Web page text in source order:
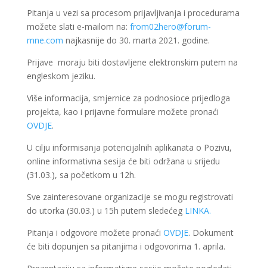
Pitanja u vezi sa procesom prijavljivanja i procedurama
možete slati e-mailom na: from02hero@forum-
mne.com najkasnije do 30. marta 2021. godine.
Prijave moraju biti dostavljene elektronskim putem na
engleskom jeziku.
Više informacija, smjernice za podnosioce prijedloga
projekta, kao i prijavne formulare možete pronaći
OVDJE.
U cilju informisanja potencijalnih aplikanata o Pozivu,
online informativna sesija će biti održana u srijedu
(31.03.), sa početkom u 12h.
Sve zainteresovane organizacije se mogu registrovati
do utorka (30.03.) u 15h putem sledećeg LINKA.
Pitanja i odgovore možete pronaći OVDJE. Dokument
će biti dopunjen sa pitanjima i odgovorima 1. aprila.